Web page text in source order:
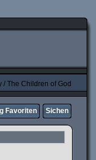
/ The Children of God
Favoriten Sichen